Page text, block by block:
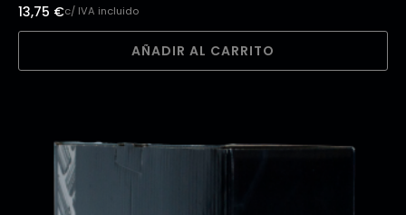
13,75 €c/ IVA incluido
AÑADIR AL CARRITO